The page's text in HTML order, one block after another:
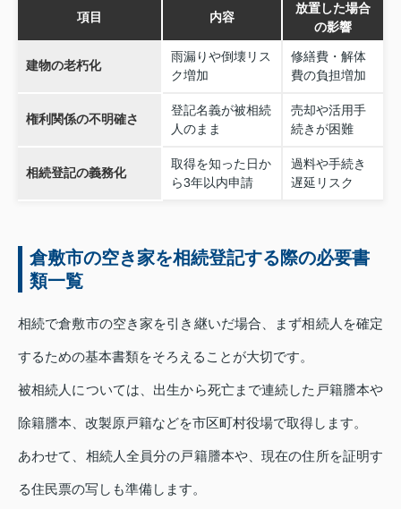
項目 内容
放置した場合
の影響
建物の老朽化
雨漏りや倒壊リス
ク増加
修繕費・解体
費の負担増加
権利関係の不明確さ
登記名義が被相続
人のまま
売却や活用手
続きが困難
相続登記の義務化
取得を知った日か
ら3年以内申請
過料や手続き
遅延リスク
倉敷市の空き家を相続登記する際の必要書
類一覧
相続で倉敷市の空き家を引き継いだ場合、まず相続人を確定
するための基本書類をそろえることが大切です。
被相続人については、出生から死亡まで連続した戸籍謄本や
除籍謄本、改製原戸籍などを市区町村役場で取得します。
あわせて、相続人全員分の戸籍謄本や、現在の住所を証明す
る住民票の写しも準備します。